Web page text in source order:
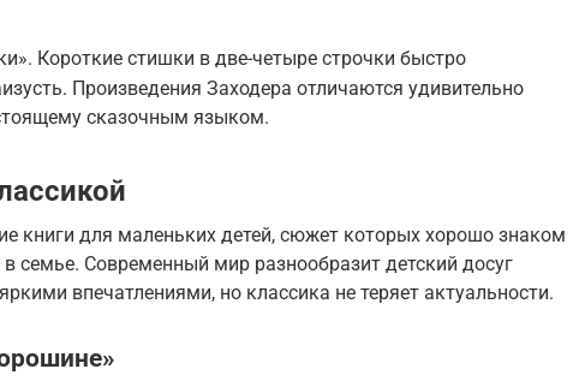
Короткие стишки в две-четыре строчки быстро
Произведения Заходера отличаются удивительно
сказочным языком.
книги для маленьких детей, сюжет которых хорошо знаком
семье. Современный мир разнообразит детский досуг
впечатлениями, но классика не теряет актуальности.